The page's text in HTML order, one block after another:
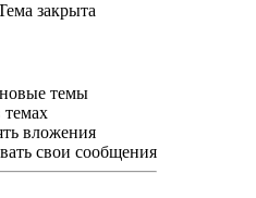
закрыта
новые темы
темах
вложения
свои сообщения